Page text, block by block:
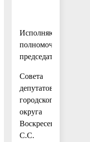
Исполняющий
полномочия
председателя
Совета
депутатов
городского
округа
Воскресенск
С.С.